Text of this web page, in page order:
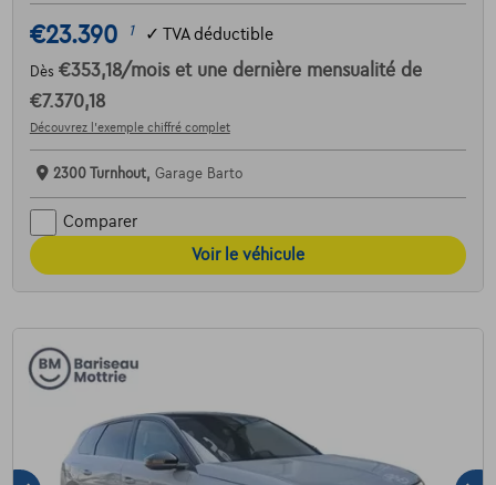
€23.390 1 ✓ TVA déductible
Dès €353,18/mois et une dernière mensualité de
€7.370,18
Découvrez l’exemple chiffré complet
2300 Turnhout, Garage Barto
Comparer
Voir le véhicule